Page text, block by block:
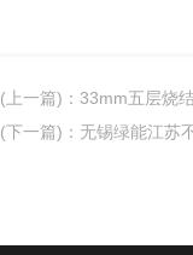
(上一篇) ： 33mm五层烧
(下一篇) ： 无锡绿能江苏